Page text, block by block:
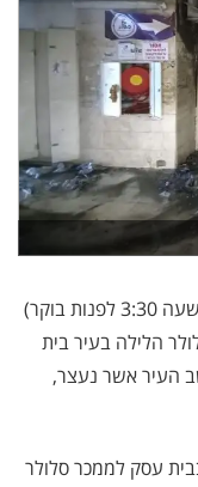
לא חלפו שעות רבות מאז הצתת החנות, (בשעה 3:30 לפנות בוקר)
הלילה בעיר בית
העיר אשר נעצר,
עסק לממכר סלולר